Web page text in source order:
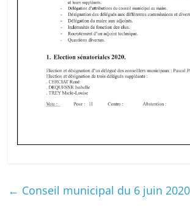
← Conseil municipal du 6 juin 2020